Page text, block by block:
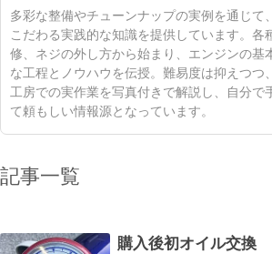
多彩な整備やチューンナップの実例を通じて
こだわる実践的な知識を提供しています。各
修、ネジの外し方から始まり、エンジンの基
な工程とノウハウを伝授。難易度は抑えつつ
工房での実作業を写真付きで解説し、自分で
て頼もしい情報源となっています。
記事一覧
購入後初オイル交換